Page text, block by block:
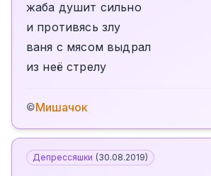
жаба душит сильно
и противясь злу
ваня с мясом выдрал
из неё стрелу
©Мишачок
Депрессяшки (30.08.2019)